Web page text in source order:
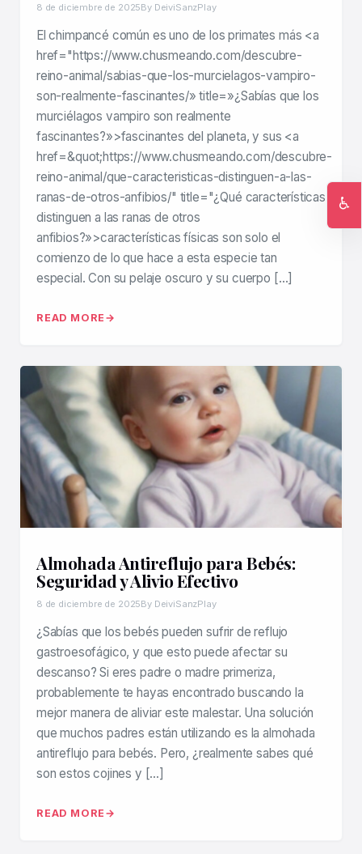
8 de diciembre de 2025By DeiviSanzPlay
El chimpancé común es uno de los primates más <a
href="https://www.chusmeando.com/descubre-
reino-animal/sabias-que-los-murcielagos-vampiro-
son-realmente-fascinantes/» title=»¿Sabías que los
murciélagos vampiro son realmente
fascinantes?»>fascinantes del planeta, y sus <a
href=&quot;https://www.chusmeando.com/descubre-
reino-animal/que-caracteristicas-distinguen-a-las-
ranas-de-otros-anfibios/" title="¿Qué características
distinguen a las ranas de otros
anfibios?»>características físicas son solo el
comienzo de lo que hace a esta especie tan
especial. Con su pelaje oscuro y su cuerpo […]
READ MORE
Almohada Antireflujo para Bebés:
Seguridad y Alivio Efectivo
8 de diciembre de 2025By DeiviSanzPlay
¿Sabías que los bebés pueden sufrir de reflujo
gastroesofágico, y que esto puede afectar su
descanso? Si eres padre o madre primeriza,
probablemente te hayas encontrado buscando la
mejor manera de aliviar este malestar. Una solución
que muchos padres están utilizando es la almohada
antireflujo para bebés. Pero, ¿realmente sabes qué
son estos cojines y […]
READ MORE
♿